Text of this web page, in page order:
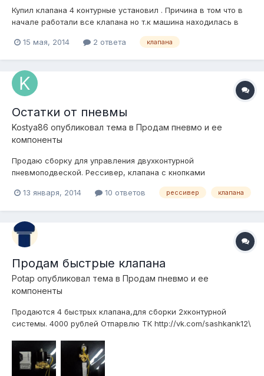
Купил клапана 4 контурные установил . Причина в том что в
начале работали все клапана но т.к машина находилась в
работает один контур т.е накачиваю ,а воздух не держит
менять клапан но не помо...
15 мая, 2014 2 ответа клапана
Остатки от пневмы
Kostya86 опубликовал тема в Продам пневмо и ее
компоненты
Продаю сборку для управления двухконтурной
пневмоподвеской. Рессивер, клапана с кнопками
увпавления, монометр, осушитель и датчик давления для
включения компрессора(8атм-вкл, 10атм-выкл). За все хочу
занимает не много места.
13 января, 2014 10 ответов рессивер клапана
Продам быстрые клапана
Potap опубликовал тема в Продам пневмо и ее
компоненты
Продаются 4 быстрых клапана,для сборки 2хконтурной
системы. 4000 рублей Отпарвлю ТК http://vk.com/sashkank12\